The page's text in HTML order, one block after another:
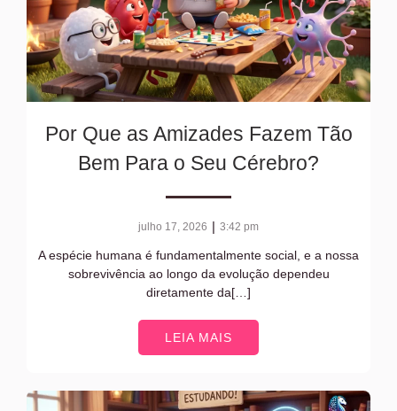
Por Que as Amizades Fazem Tão
Bem Para o Seu Cérebro?
julho 17, 2026 | 3:42 pm
A espécie humana é fundamentalmente social, e a nossa
sobrevivência ao longo da evolução dependeu
diretamente da[…]
LEIA MAIS